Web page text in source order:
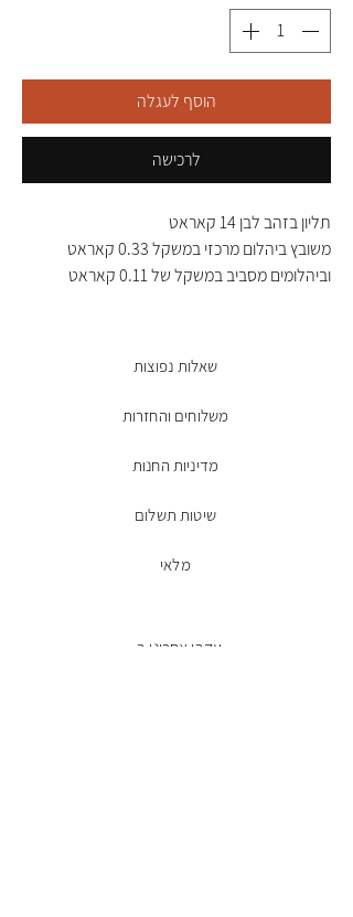
הוסף לעגלה
לרכישה
תליון בזהב לבן 14 קאראט
משובץ ביהלום מרכזי במשקל 0.33 קאראט
וביהלומים מסביב במשקל של 0.11 קאראט
שאלות נפוצות
משלוחים והחזרות
מדיניות החנות
שיטות תשלום
מלאי
עקבו אחרינו ב-